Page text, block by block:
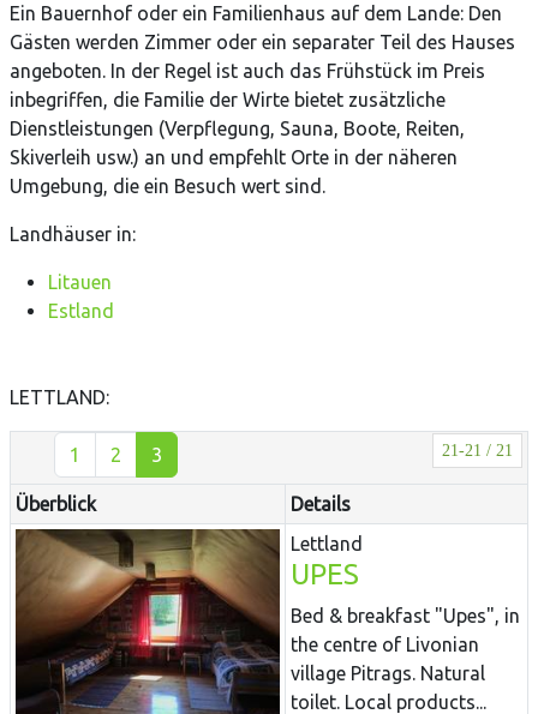
Ein Bauernhof oder ein Familienhaus auf dem Lande: Den
Gästen werden Zimmer oder ein separater Teil des Hauses
angeboten. In der Regel ist auch das Frühstück im Preis
inbegriffen, die Familie der Wirte bietet zusätzliche
Dienstleistungen (Verpflegung, Sauna, Boote, Reiten,
Skiverleih usw.) an und empfehlt Orte in der näheren
Umgebung, die ein Besuch wert sind.
Landhäuser in:
Litauen
Estland
LETTLAND:
21-21 / 21
1 2 3
Überblick
Details
Lettland
UPES
Bed & breakfast "Upes", in
the centre of Livonian
village Pitrags. Natural
toilet. Local products...